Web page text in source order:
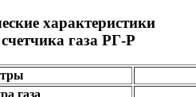
характеристики
газа РГ-Р
газа